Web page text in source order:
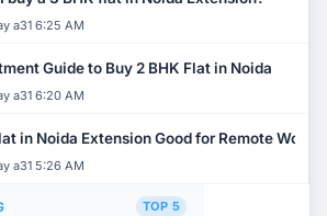
a31 6:25 AM
Guide to Buy 2 BHK Flat in Noida
a31 6:20 AM
in Noida Extension Good for Remote Work?
a31 5:26 AM
TOP 5